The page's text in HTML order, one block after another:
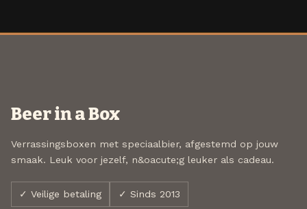
Beer in a Box
Verrassingsboxen met speciaalbier, afgestemd op jouw
smaak. Leuk voor jezelf, n&oacute;g leuker als cadeau.
✓ Veilige betaling ✓ Sinds 2013